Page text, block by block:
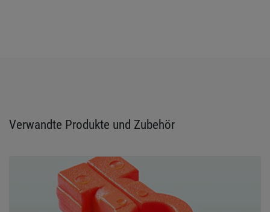
Verwandte Produkte und Zubehör